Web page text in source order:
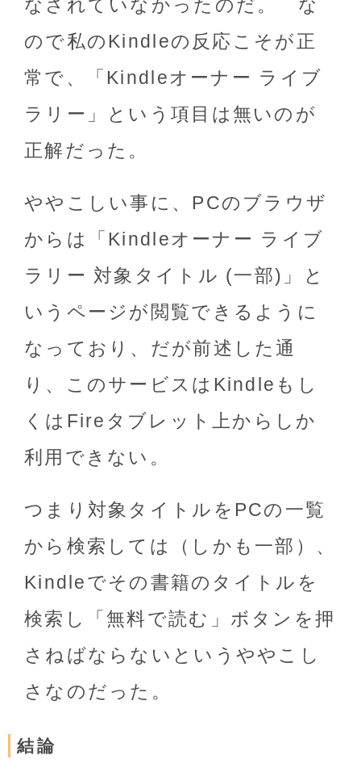
なされていなかったのだ。 な
ので私のKindleの反応こそが正
常で、「Kindleオーナー ライブ
ラリー」という項目は無いのが
正解だった。
ややこしい事に、PCのブラウザ
からは「Kindleオーナー ライブ
ラリー 対象タイトル (一部)」と
いうページが閲覧できるように
なっており、だが前述した通
り、このサービスはKindleもし
くはFireタブレット上からしか
利用できない。
つまり対象タイトルをPCの一覧
から検索しては（しかも一部）、
Kindleでその書籍のタイトルを
検索し「無料で読む」ボタンを押
さねばならないというややこし
さなのだった。
結論